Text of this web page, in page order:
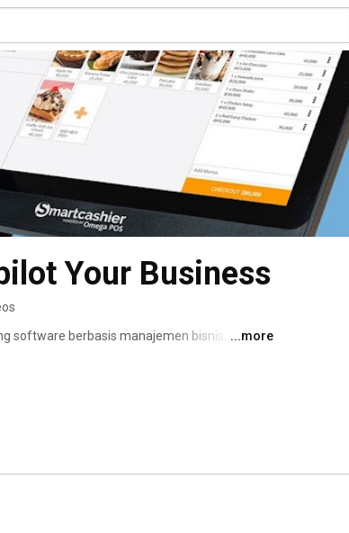
Your Business
software berbasis manajemen bisnis, dari ...more